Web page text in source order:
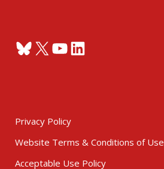
Bluesky
X YouTube
LinkedIn
Privacy Policy
Website Terms & Conditions of Use
Acceptable Use Policy